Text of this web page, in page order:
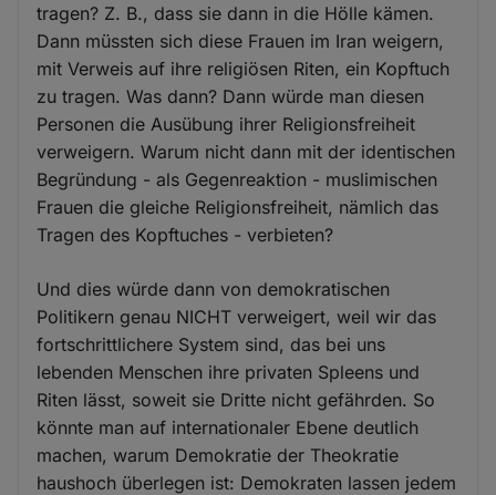
tragen? Z. B., dass sie dann in die Hölle kämen.
Dann müssten sich diese Frauen im Iran weigern,
mit Verweis auf ihre religiösen Riten, ein Kopftuch
zu tragen. Was dann? Dann würde man diesen
Personen die Ausübung ihrer Religionsfreiheit
verweigern. Warum nicht dann mit der identischen
Begründung - als Gegenreaktion - muslimischen
Frauen die gleiche Religionsfreiheit, nämlich das
Tragen des Kopftuches - verbieten?
Und dies würde dann von demokratischen
Politikern genau NICHT verweigert, weil wir das
fortschrittlichere System sind, das bei uns
lebenden Menschen ihre privaten Spleens und
Riten lässt, soweit sie Dritte nicht gefährden. So
könnte man auf internationaler Ebene deutlich
machen, warum Demokratie der Theokratie
haushoch überlegen ist: Demokraten lassen jedem